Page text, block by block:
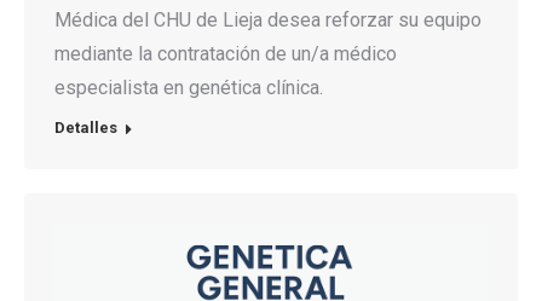
Médica del CHU de Lieja desea reforzar su equipo
mediante la contratación de un/a médico
especialista en genética clínica.
Detalles